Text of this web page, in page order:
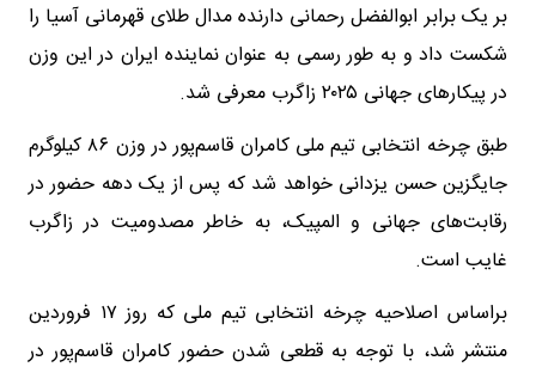
بر یک برابر ابوالفضل رحمانی دارنده مدال طلای قهرمانی آسیا را
شکست داد و به طور رسمی به عنوان نماینده ایران در این وزن
در پیکارهای جهانی ۲۰۲۵ زاگرب معرفی شد.
طبق چرخه انتخابی تیم ملی کامران قاسم‌پور در وزن ۸۶ کیلوگرم
جایگزین حسن یزدانی خواهد شد که پس از یک دهه حضور در
رقابت‌های جهانی و المپیک، به خاطر مصدومیت در زاگرب
غایب است.
براساس اصلاحیه چرخه انتخابی تیم ملی که روز ۱۷ فروردین
منتشر شد، با توجه به قطعی شدن حضور کامران قاسم‌پور در